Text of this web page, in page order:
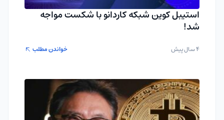
استیبل کوین شبکه کاردانو با شکست مواجه
شد!
4 سال پیش خواندن مطلب